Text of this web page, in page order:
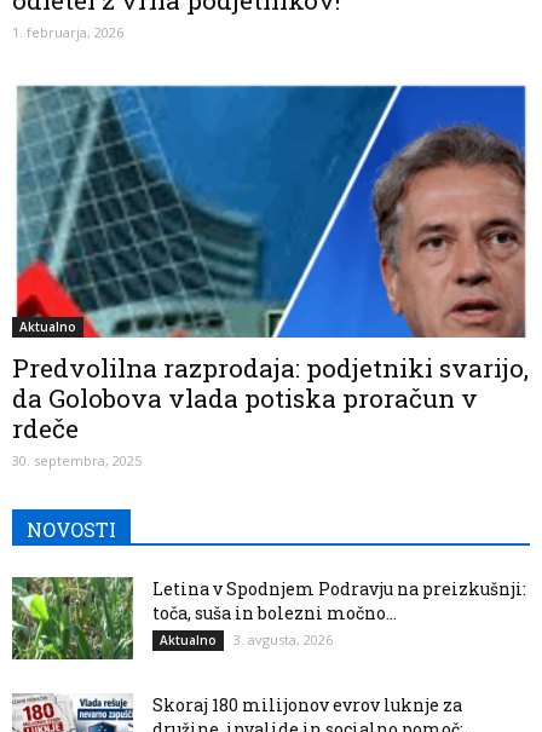
1. februarja, 2026
Aktualno
Predvolilna razprodaja: podjetniki svarijo,
da Golobova vlada potiska proračun v
rdeče
30. septembra, 2025
NOVOSTI
Letina v Spodnjem Podravju na preizkušnji:
toča, suša in bolezni močno...
Aktualno 3. avgusta, 2026
Skoraj 180 milijonov evrov luknje za